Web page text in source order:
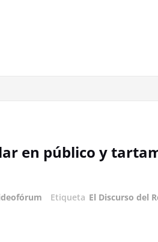
en público y
Etiqueta El Discurso del